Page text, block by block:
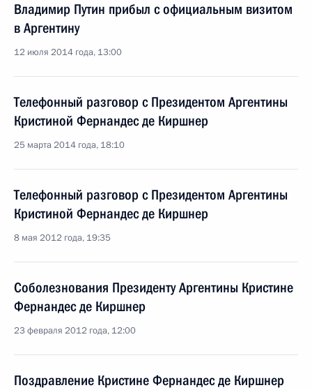
Владимир Путин прибыл с официальным визитом
в Аргентину
12 июля 2014 года, 13:00
Телефонный разговор с Президентом Аргентины
Кристиной Фернандес де Киршнер
25 марта 2014 года, 18:10
Телефонный разговор с Президентом Аргентины
Кристиной Фернандес де Киршнер
8 мая 2012 года, 19:35
Соболезнования Президенту Аргентины Кристине
Фернандес де Киршнер
23 февраля 2012 года, 12:00
Поздравление Кристине Фернандес де Киршнер